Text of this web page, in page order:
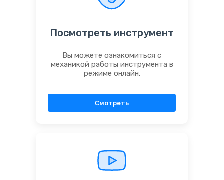
Посмотреть инструмент
Вы можете ознакомиться с
механикой работы инструмента в
режиме онлайн.
Смотреть